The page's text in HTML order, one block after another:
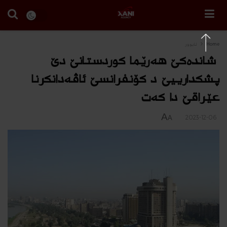
Home ئابوور
شانده‌كێ هەرێما کوردستانێ دێ
پشكدارییێ د کۆنفرانسێ ئاڤەدانکرنا
عێراقێ دا كه‌ت
A
A